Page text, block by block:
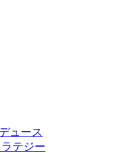
ュース
テジー